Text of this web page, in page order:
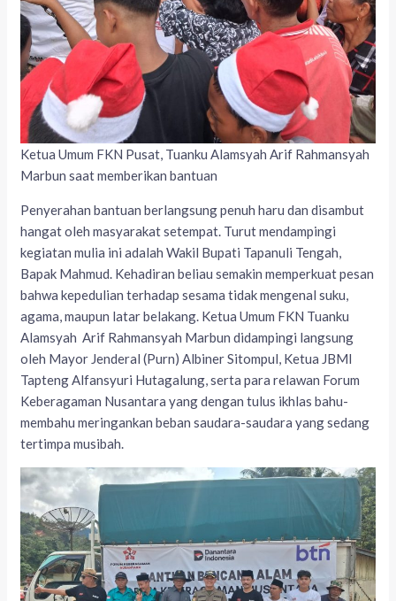
Ketua Umum FKN Pusat, Tuanku Alamsyah Arif Rahmansyah
Marbun saat memberikan bantuan
Penyerahan bantuan berlangsung penuh haru dan disambut
hangat oleh masyarakat setempat. Turut mendampingi
kegiatan mulia ini adalah Wakil Bupati Tapanuli Tengah,
Bapak Mahmud. Kehadiran beliau semakin memperkuat pesan
bahwa kepedulian terhadap sesama tidak mengenal suku,
agama, maupun latar belakang. Ketua Umum FKN Tuanku
Alamsyah Arif Rahmansyah Marbun didampingi langsung
oleh Mayor Jenderal (Purn) Albiner Sitompul, Ketua JBMI
Tapteng Alfansyuri Hutagalung, serta para relawan Forum
Keberagaman Nusantara yang dengan tulus ikhlas bahu-
membahu meringankan beban saudara-saudara yang sedang
tertimpa musibah.